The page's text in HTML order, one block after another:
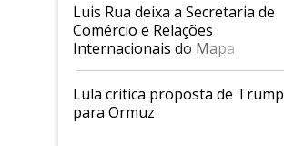
Luis Rua deixa a Secretaria de
Comércio e Relações
Internacionais do Mapa
Lula critica proposta de Trump
para Ormuz